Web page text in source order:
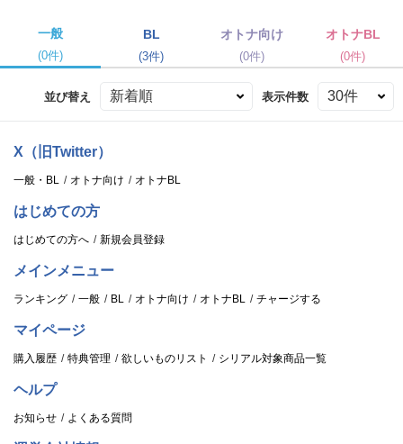
一般
(0件)
BL
(3件)
オトナ向け
(0件)
オトナBL
(0件)
並び替え 表示件数
X（旧Twitter）
一般・BL オトナ向け オトナBL
はじめての方
はじめての方へ 新規会員登録
メインメニュー
ランキング 一般 BL オトナ向け オトナBL チャージする
マイページ
購入履歴 特典管理 欲しいものリスト シリアル対象商品一覧
ヘルプ
お知らせ よくある質問